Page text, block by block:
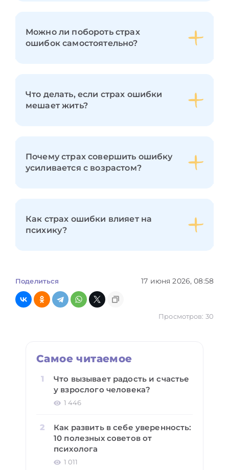
Можно ли побороть страх
ошибок самостоятельно?
Что делать, если страх ошибки
мешает жить?
Почему страх совершить ошибку
усиливается с возрастом?
Как страх ошибки влияет на
психику?
Поделиться 17 июня 2026, 08:58
Просмотров: 30
Самое читаемое
Что вызывает радость и счастье
у взрослого человека?
1 446
Как развить в себе уверенность:
10 полезных советов от
психолога
1 011